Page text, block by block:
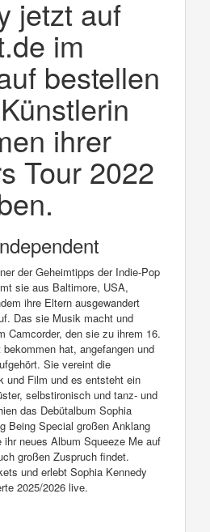
jetzt auf
im
bestellen
ihrer
Tour 2022
der Geheimtipps der Indie-Pop
sie aus Baltimore, USA,
ihre Eltern ausgewandert
Das sie Musik macht und
Camcorder, den sie zu ihrem 16.
hat, angefangen und
Sie vereint die
und Film und es entsteht ein
selbstironisch und tanz- und
das Debütalbum Sophia
Being Special großen Anklang
neues Album Squeeze Me auf
großen Zuspruch findet.
und erlebt Sophia Kennedy
2025/2026 live.